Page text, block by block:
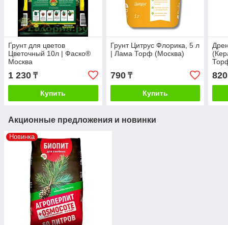
Грунт для цветов
Цветочный 10л | Фаско®
Москва
1 230 ₸
Купить
Грунт Цитрус Флорика, 5 л
| Лама Торф (Москва)
790₸
Купить
820
Акционные предложения и новинки
Новинка